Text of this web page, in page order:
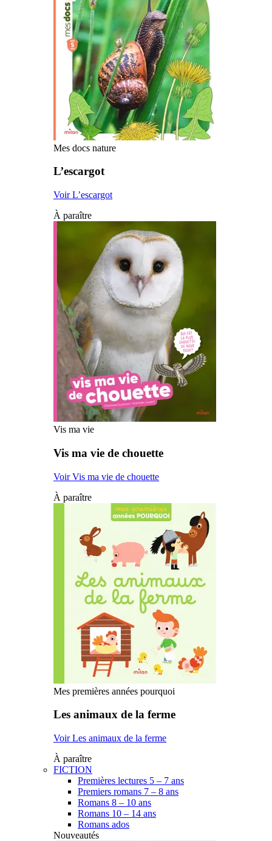
Mes docs nature
L’escargot
Voir L’escargot
À paraître
Vis ma vie
Vis ma vie de chouette
Voir Vis ma vie de chouette
À paraître
Mes premières années pourquoi
Les animaux de la ferme
Voir Les animaux de la ferme
À paraître
FICTION
Premières lectures 5 – 7 ans
Premiers romans 7 – 8 ans
Romans 8 – 10 ans
Romans 10 – 14 ans
Romans ados
Nouveautés